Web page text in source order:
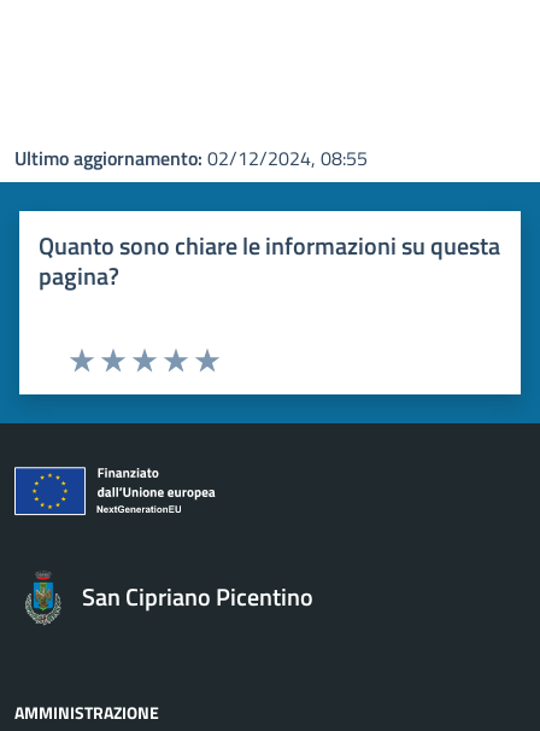
Ultimo aggiornamento: 02/12/2024, 08:55
Quanto sono chiare le informazioni su questa
pagina?
Valuta 5 stelle su 5
Valuta 4 stelle su 5
Valuta 3 stelle su 5
Valuta 2 stelle su 5
Valuta 1 stelle su 5
San Cipriano Picentino
AMMINISTRAZIONE